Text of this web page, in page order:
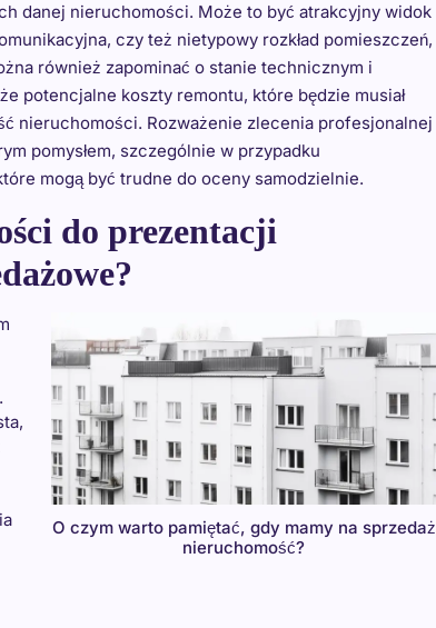
danej nieruchomości. Może to być atrakcyjny widok
czy też nietypowy rozkład pomieszczeń,
również zapominać o stanie technicznym i
potencjalne koszty remontu, które będzie musiał
nieruchomości. Rozważenie zlecenia profesjonalnej
pomysłem, szczególnie w przypadku
mogą być trudne do oceny samodzielnie.
do prezentacji
O czym warto pamiętać, gdy mamy na sprzedaż
nieruchomość?